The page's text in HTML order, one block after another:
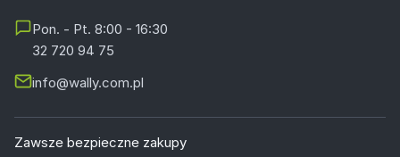
Pon. - Pt. 8:00 - 16:30
32 720 94 75
info@wally.com.pl
Zawsze bezpieczne zakupy